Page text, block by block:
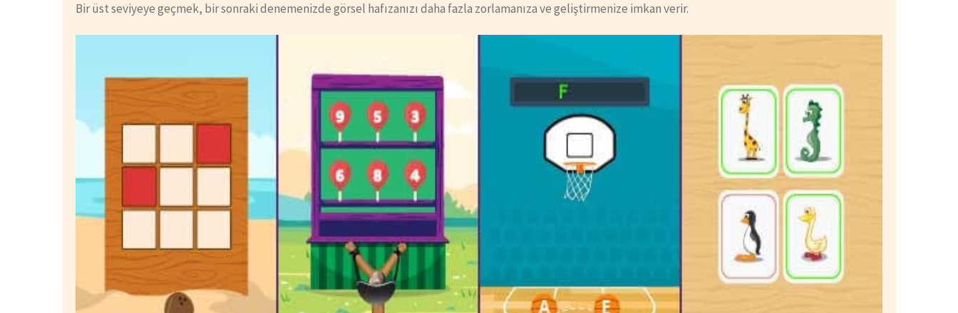
Bir üst seviyeye geçmek, bir sonraki denemenizde görsel hafızanızı daha fazla zorlamanıza ve geliştirmenize imkan verir.